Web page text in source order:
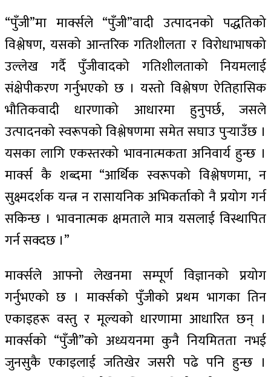
“पुँजी”मा मार्क्सले “पुँजी”वादी उत्पादनको पद्धतिको
विश्लेषण, यसको आन्तरिक गतिशीलता र विरोधाभाषको
उल्लेख गर्दै पुँजीवादको गतिशीलताको नियमलाई
संक्षेपीकरण गर्नुभएको छ । यस्तो विश्लेषण ऐतिहासिक
भौतिकवादी धारणाको आधारमा हुनुपर्छ, जसले
उत्पादनको स्वरूपको विश्लेषणमा समेत सघाउ पुर्‍याउँछ ।
यसका लागि एकस्तरको भावनात्मकता अनिवार्य हुन्छ ।
मार्क्स कै शब्दमा “आर्थिक स्वरूपको विश्लेषणमा, न
सुक्ष्मदर्शक यन्त्र न रासायनिक अभिकर्ताको नै प्रयोग गर्न
सकिन्छ । भावनात्मक क्षमताले मात्र यसलाई विस्थापित
गर्न सक्दछ ।”
मार्क्सले आफ्नो लेखनमा सम्पूर्ण विज्ञानको प्रयोग
गर्नुभएको छ । मार्क्सको पुँजीको प्रथम भागका तिन
एकाइहरू वस्तु र मूल्यको धारणामा आधारित छन् ।
मार्क्सको “पुँजी”को अध्ययनमा कुनै नियमितता नभई
जुनसुकै एकाइलाई जतिखेर जसरी पढे पनि हुन्छ ।